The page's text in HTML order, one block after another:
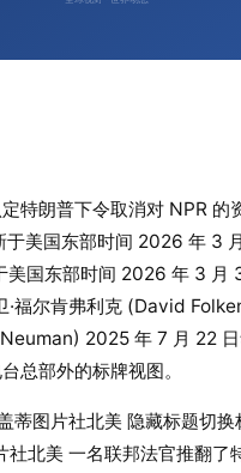
特朗普下令取消对 NPR 的
于美国东部时间 2026 年 3
美国东部时间 2026 年 3 月
·福尔肯弗利克 (David
2025 年 7 月 22
总部外的标牌视图。
蒂图片社北美 隐藏标题切换
社北美 一名联邦法官推翻了